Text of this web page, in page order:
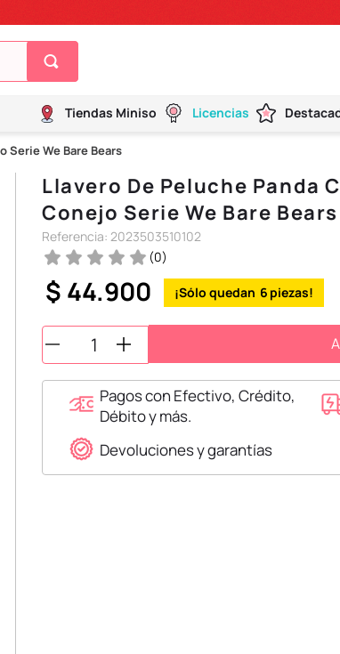
Tiendas Miniso Licencias
Serie We Bare Bears
Llavero De Peluche Panda
Conejo Serie We Bare Bears
Referencia: 2023503510102
(0)
$ 44.900 6
Pagos con Efectivo, Crédito,
Débito y más.
Devoluciones y garantías